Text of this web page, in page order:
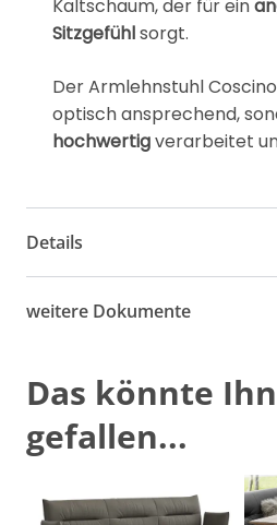
Kaltschaum, der für ein
Sitzgefühlsorgt.
Der Armlehnstuhl
optisch ansprechend,
hochwertigverarbeitet
Details
weitere Dokumente
Das könnte
gefallen...